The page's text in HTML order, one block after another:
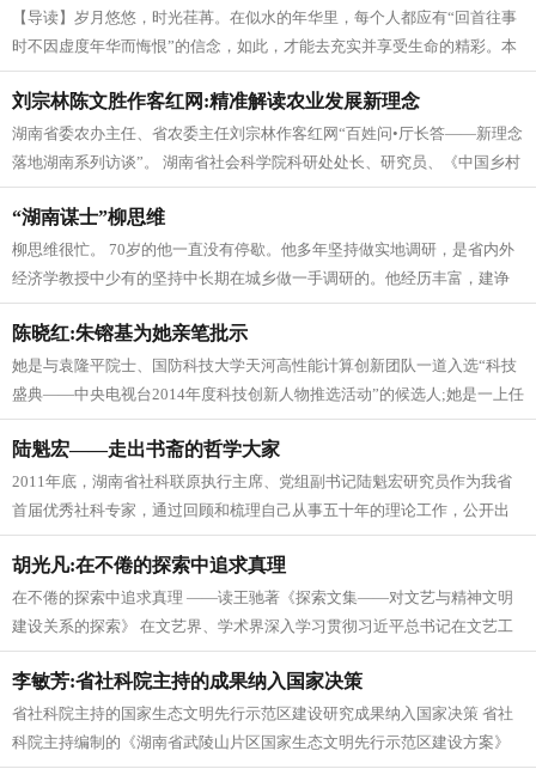
【导读】岁月悠悠，时光荏苒。在似水的年华里，每个人都应有“回首往事
时不因虚度年华而悔恨”的信念，如此，才能去充实并享受生命的精彩。本
期“湖湘名家”，带您走近曾任...
刘宗林陈文胜作客红网:精准解读农业发展新理念
湖南省委农办主任、省农委主任刘宗林作客红网“百姓问•厅长答——新理念
落地湖南系列访谈”。 湖南省社会科学院科研处处长、研究员、《中国乡村
发现》主编陈文胜回答网友...
“湖南谋士”柳思维
柳思维很忙。 70岁的他一直没有停歇。他多年坚持做实地调研，是省内外
经济学教授中少有的坚持中长期在城乡做一手调研的。他经历丰富，建诤
言，多项调研获政府层面重视，...
陈晓红:朱镕基为她亲笔批示
她是与袁隆平院士、国防科技大学天河高性能计算创新团队一道入选“科技
盛典——中央电视台2014年度科技创新人物推选活动”的候选人;她是一上任
便大刀阔斧进行改革，做...
陆魁宏——走出书斋的哲学大家
2011年底，湖南省社科联原执行主席、党组副书记陆魁宏研究员作为我省
首届优秀社科专家，通过回顾和梳理自己从事五十年的理论工作，公开出
版了大作《务实论虚五十年》。...
胡光凡:在不倦的探索中追求真理
在不倦的探索中追求真理 ——读王驰著《探索文集——对文艺与精神文明
建设关系的探索》 在文艺界、学术界深入学习贯彻习近平总书记在文艺工
作座谈会上的重要讲话的热潮中...
李敏芳:省社科院主持的成果纳入国家决策
省社科院主持的国家生态文明先行示范区建设研究成果纳入国家决策 省社
科院主持编制的《湖南省武陵山片区国家生态文明先行示范区建设方案》